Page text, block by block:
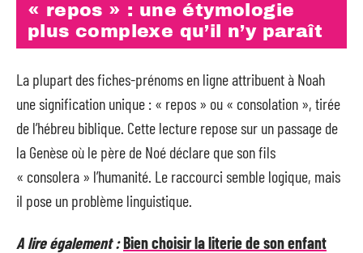
« repos » : une étymologie
plus complexe qu’il n’y paraît
La plupart des fiches-prénoms en ligne attribuent à Noah
une signification unique : « repos » ou « consolation », tirée
de l’hébreu biblique. Cette lecture repose sur un passage de
la Genèse où le père de Noé déclare que son fils
« consolera » l’humanité. Le raccourci semble logique, mais
il pose un problème linguistique.
A lire également :Bien choisir la literie de son enfant